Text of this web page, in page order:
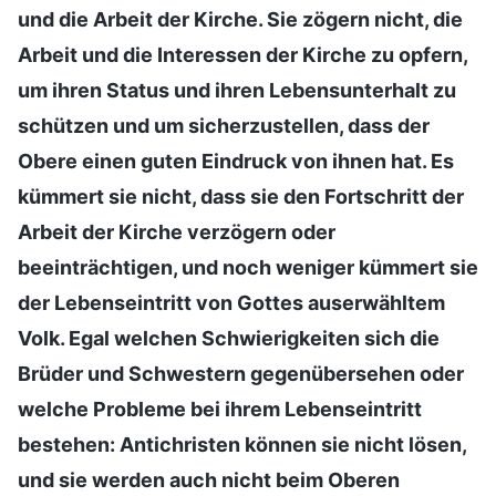
und die Arbeit der Kirche. Sie zögern nicht, die
Arbeit und die Interessen der Kirche zu opfern,
um ihren Status und ihren Lebensunterhalt zu
schützen und um sicherzustellen, dass der
Obere einen guten Eindruck von ihnen hat. Es
kümmert sie nicht, dass sie den Fortschritt der
Arbeit der Kirche verzögern oder
beeinträchtigen, und noch weniger kümmert sie
der Lebenseintritt von Gottes auserwähltem
Volk. Egal welchen Schwierigkeiten sich die
Brüder und Schwestern gegenübersehen oder
welche Probleme bei ihrem Lebenseintritt
bestehen: Antichristen können sie nicht lösen,
und sie werden auch nicht beim Oberen